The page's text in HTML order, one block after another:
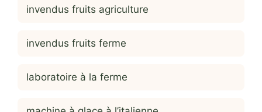
invendus fruits agriculture
invendus fruits ferme
laboratoire à la ferme